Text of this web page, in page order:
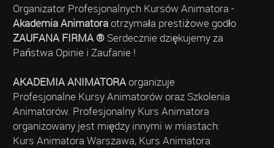
Organizator Profesjonalnych Kursów Animatora -
Akademia Animatoraotrzymała prestiżowe godło
ZAUFANA FIRMA ®Serdecznie dziękujemy za
Państwa Opinie i Zaufanie !
AKADEMIA ANIMATORAorganizuje
Profesjonalne Kursy Animatorów oraz Szkolenia
Animatorów. Profesjonalny Kurs Animatora
organizowany jest między innymi w miastach:
Kurs Animatora Warszawa, Kurs Animatora